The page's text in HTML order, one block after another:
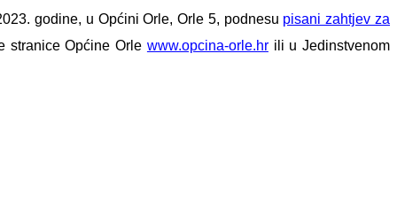
godine, u Općini Orle, Orle 5, podnesu pisani zahtjev za
stranice Općine Orle www.opcina-orle.hrili u Jedinstvenom